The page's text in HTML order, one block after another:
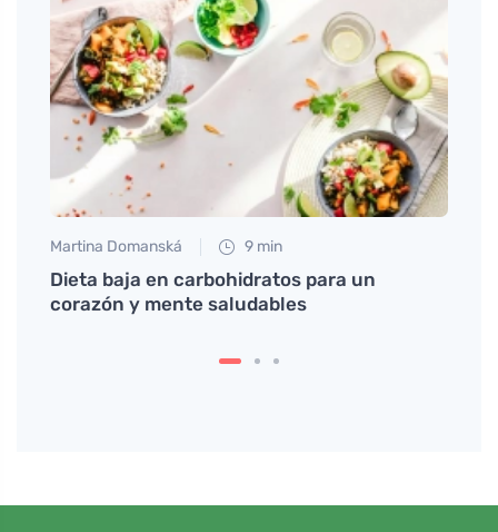
Martina Domanská 9 min
Dieta baja en carbohidratos para un
corazón y mente saludables